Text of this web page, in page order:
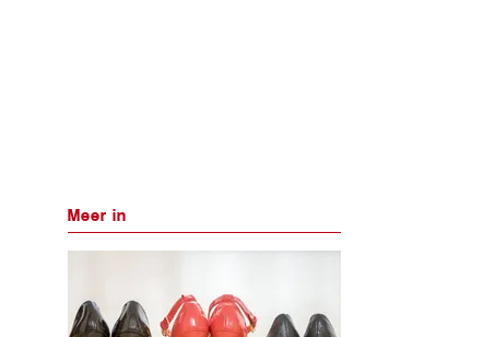
Meer in